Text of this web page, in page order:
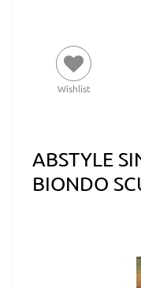
Wishlist
ABSTYLE
BIONDO